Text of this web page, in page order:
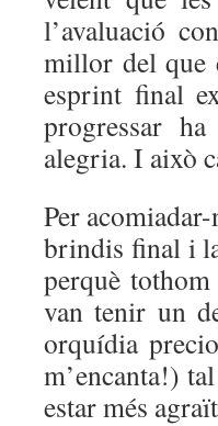
l’avaluació
millor del que
esprint final
progressar
alegria. I això
Per
brindis final i
perquè
van tenir un
orquídia
m’encanta!)
estar més